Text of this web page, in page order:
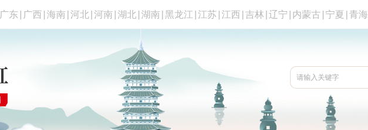
广东 广西 海南 河北 河南 湖北 湖南 黑龙江 江苏 江西 吉林 辽宁 内蒙古 宁夏 青海